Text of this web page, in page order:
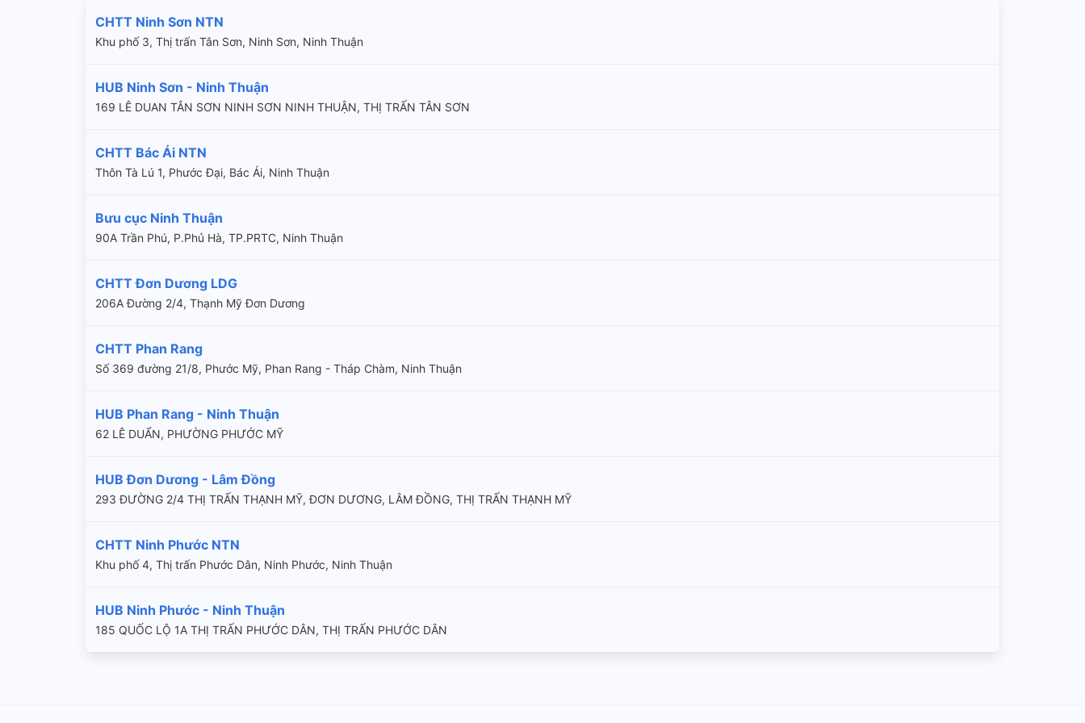
CHTT Ninh Sơn NTN
Khu phố 3, Thị trấn Tân Sơn, Ninh Sơn, Ninh Thuận
HUB Ninh Sơn - Ninh Thuận
169 LÊ DUAN TÂN SƠN NINH SƠN NINH THUẬN, THỊ TRẤN TÂN SƠN
CHTT Bác Ái NTN
Thôn Tà Lú 1, Phước Đại, Bác Ái, Ninh Thuận
Bưu cục Ninh Thuận
90A Trần Phú, P.Phủ Hà, TP.PRTC, Ninh Thuận
CHTT Đơn Dương LDG
206A Đường 2/4, Thạnh Mỹ Đơn Dương
CHTT Phan Rang
Số 369 đường 21/8, Phước Mỹ, Phan Rang - Tháp Chàm, Ninh Thuận
HUB Phan Rang - Ninh Thuận
62 LÊ DUẨN, PHƯỜNG PHƯỚC MỸ
HUB Đơn Dương - Lâm Đồng
293 ĐƯỜNG 2/4 THỊ TRẤN THẠNH MỸ, ĐƠN DƯƠNG, LÂM ĐỒNG, THỊ TRẤN THẠNH MỸ
CHTT Ninh Phước NTN
Khu phố 4, Thị trấn Phước Dân, Ninh Phước, Ninh Thuận
HUB Ninh Phước - Ninh Thuận
185 QUỐC LỘ 1A THỊ TRẤN PHƯỚC DÂN, THỊ TRẤN PHƯỚC DÂN